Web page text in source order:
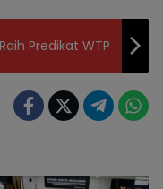
Predikat WTP